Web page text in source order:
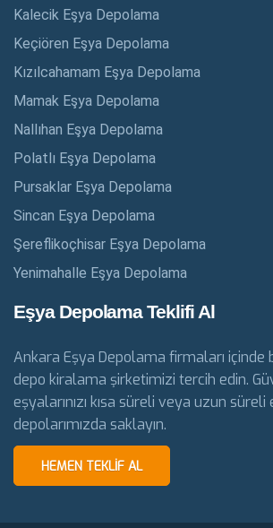
Kalecik Eşya Depolama
Keçiören Eşya Depolama
Kızılcahamam Eşya Depolama
Mamak Eşya Depolama
Nallıhan Eşya Depolama
Polatlı Eşya Depolama
Pursaklar Eşya Depolama
Sincan Eşya Depolama
Şereflikoçhisar Eşya Depolama
Yenimahalle Eşya Depolama
Eşya Depolama Teklifi Al
Ankara Eşya Depolama firmaları içinde
depo kiralama şirketimizi tercih edin.
eşyalarınızı kısa süreli veya uzun
depolarımızda saklayın.
HEMEN TEKLIF AL